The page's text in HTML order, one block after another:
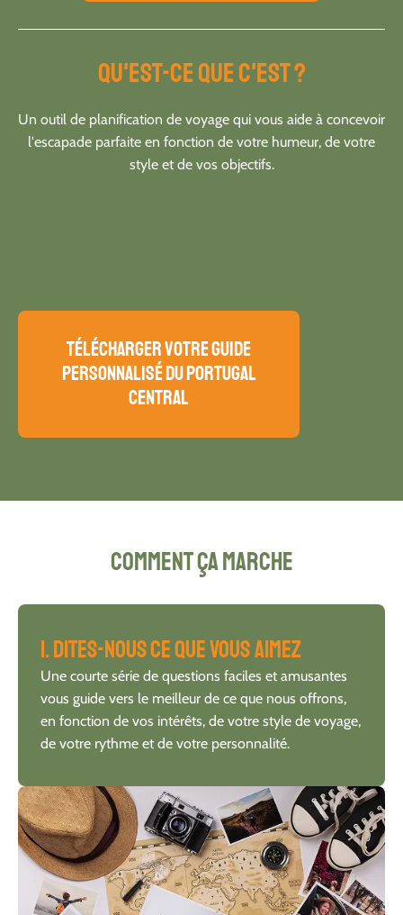
Qu'est-ce que c'est ?
Un outil de planification de voyage qui vous aide à concevoir
l'escapade parfaite en fonction de votre humeur, de votre
style et de vos objectifs.
télécharger votre guide
personnalisé du Portugal
central
Comment ça marche
1. Dites-nous ce que vous aimez
Une courte série de questions faciles et amusantes
vous guide vers le meilleur de ce que nous offrons,
en fonction de vos intérêts, de votre style de voyage,
de votre rythme et de votre personnalité.